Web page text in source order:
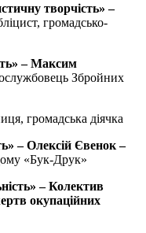
творчість» –
громадсько-
» – Максим
Збройних
громадська діячка
» – Олексій Євенок –
«Бук-Друк»
» – Колектив
окупаційних